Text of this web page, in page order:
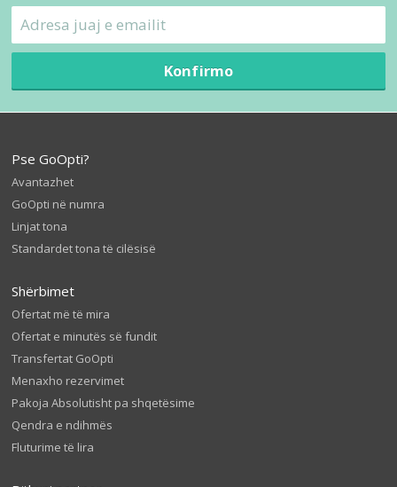
Konfirmo
Pse GoOpti?
Avantazhet
GoOpti në numra
Linjat tona
Standardet tona të cilësisë
Shërbimet
Ofertat më të mira
Ofertat e minutës së fundit
Transfertat GoOpti
Menaxho rezervimet
Pakoja Absolutisht pa shqetësime
Qendra e ndihmës
Fluturime të lira